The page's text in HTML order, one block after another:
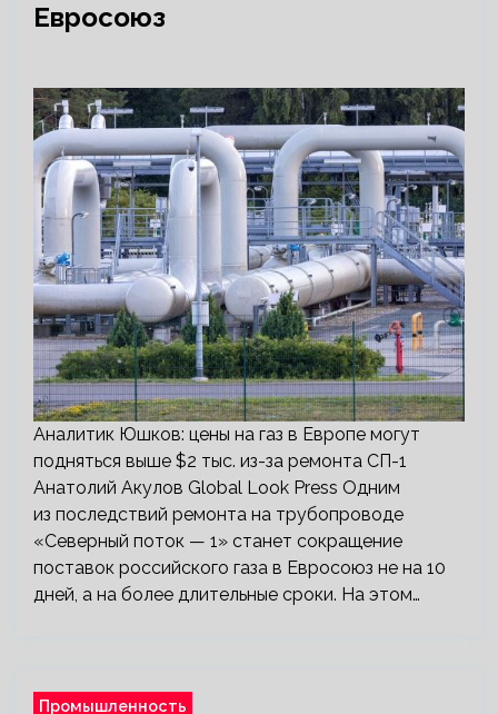
Евросоюз
Аналитик Юшков: цены на газ в Европе могут
подняться выше $2 тыс. из-за ремонта СП-1
Анатолий Акулов Global Look Press Одним
из последствий ремонта на трубопроводе
«Северный поток — 1» станет сокращение
поставок российского газа в Евросоюз не на 10
дней, а на более длительные сроки. На этом…
Промышленность